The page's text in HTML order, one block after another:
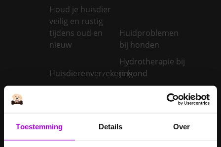
Toestemming Details Over
Houd je huisdier
veilig en rustig
tijdens oud en
nieuw
Huidproblemen
bij honden
Huisdierenverzekering
Hydrotherapie bij
je hond
behandeling van
een te snel
Hypothyreoïdie
oorzaken en